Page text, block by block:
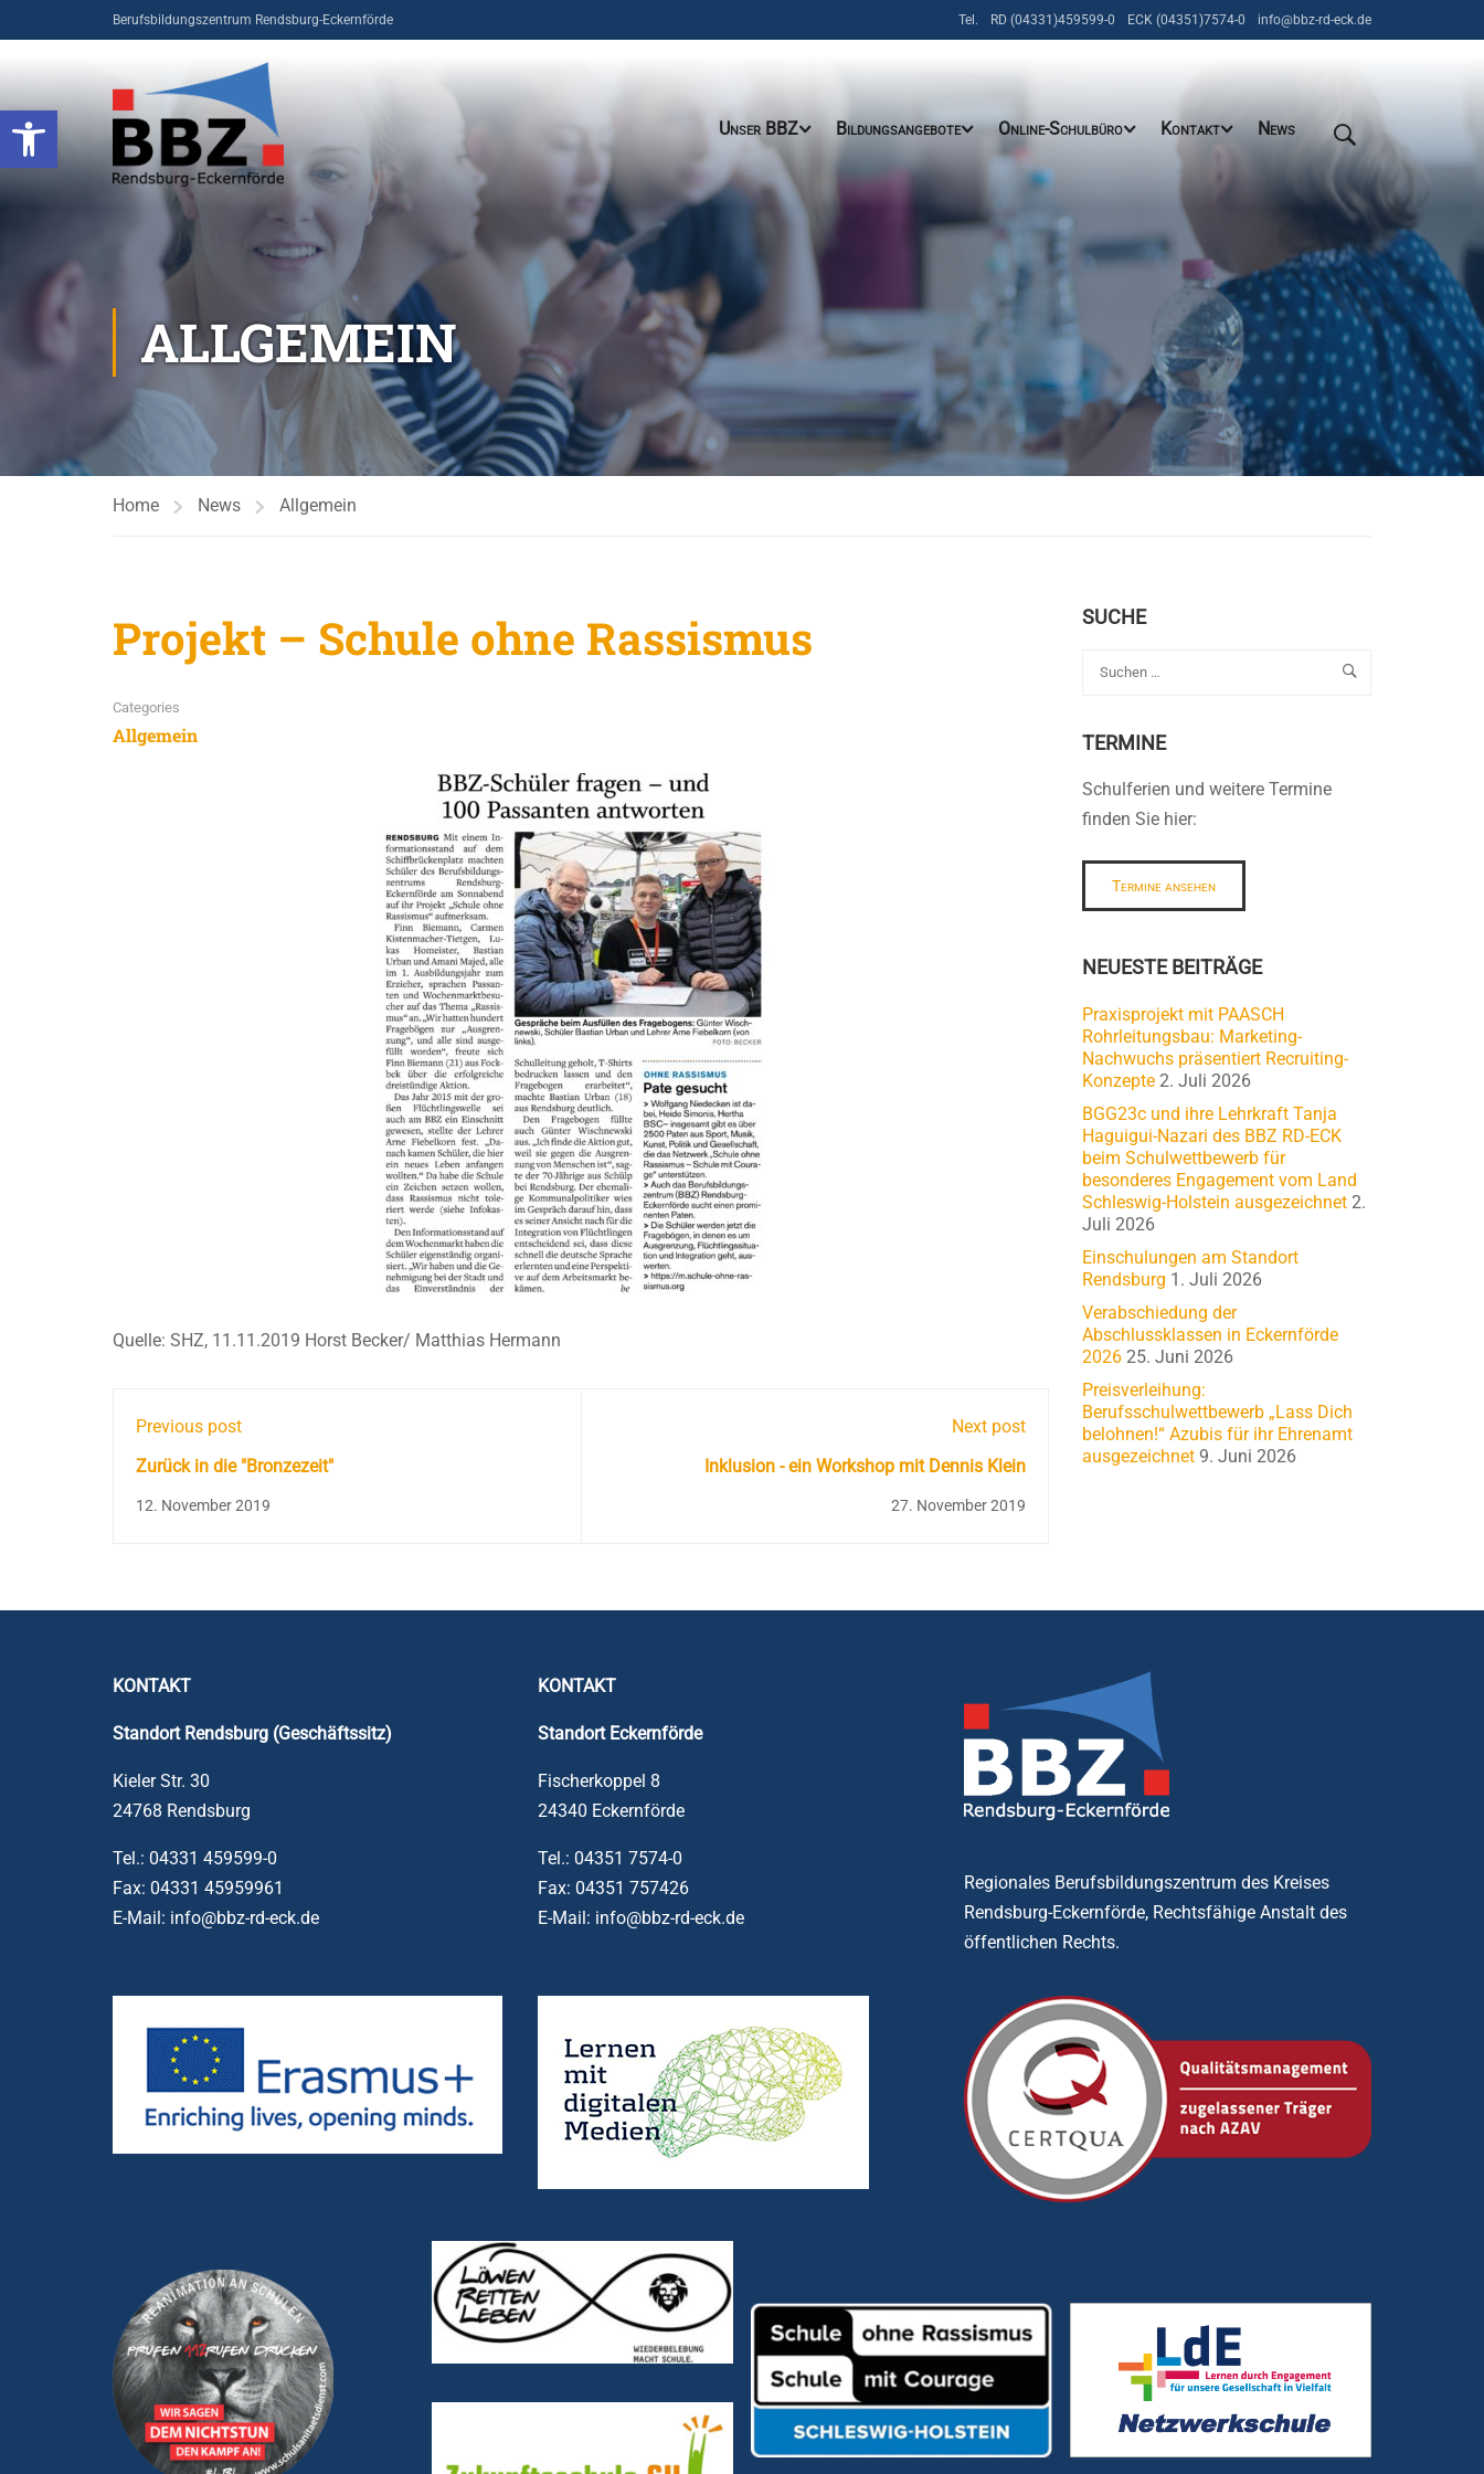
Open toolbar
Tel. RD (04331)459599-0 ECK (04351)7574-0 info@bbz-rd-eck.de
Berufsbildungszentrum Rendsburg-Eckernförde
Unser BBZ Bildungsangebote Online-Schulbüro Kontakt News
ALLGEMEIN
Home News Allgemein
Projekt – Schule ohne Rassismus
Categories
Allgemein
Quelle: SHZ, 11.11.2019 Horst Becker/ Matthias Hermann
Previous post
Zurück in die "Bronzezeit"
12. November 2019
Next post
Inklusion - ein Workshop mit Dennis Klein
27. November 2019
SUCHE
TERMINE
Schulferien und weitere Termine
finden Sie hier:
Termine ansehen
NEUESTE BEITRÄGE
Praxisprojekt mit PAASCH
Rohrleitungsbau: Marketing-
Nachwuchs präsentiert Recruiting-
Konzepte 2. Juli 2026
BGG23c und ihre Lehrkraft Tanja
Haguigui-Nazari des BBZ RD-ECK
beim Schulwettbewerb für
besonderes Engagement vom Land
Schleswig-Holstein ausgezeichnet 2.
Juli 2026
Einschulungen am Standort
Rendsburg 1. Juli 2026
Verabschiedung der
Abschlussklassen in Eckernförde
2026 25. Juni 2026
Preisverleihung:
Berufsschulwettbewerb „Lass Dich
belohnen!“ Azubis für ihr Ehrenamt
ausgezeichnet 9. Juni 2026
KONTAKT
Standort Rendsburg (Geschäftssitz)
Kieler Str. 30
24768 Rendsburg
Tel.: 04331 459599-0
Fax: 04331 45959961
E-Mail: info@bbz-rd-eck.de
KONTAKT
StandortEckernförde
Fischerkoppel 8
24340 Eckernförde
Tel.: 04351 7574-0
Fax: 04351 757426
E-Mail: info@bbz-rd-eck.de
Regionales Berufsbildungszentrum des Kreises
Rendsburg-Eckernförde, Rechtsfähige Anstalt des
öffentlichen Rechts.